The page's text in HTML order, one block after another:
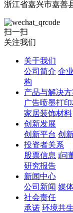
浙江省嘉兴市嘉善
扫一扫
关注我们
关于我们
公司简介 企
构
产品与解决
广告喷墨打
家居装饰材料
创新发展
创新平台 创
投资者关系
股票信息 i问
研究报告
新闻中心
公司新闻 媒
社会责任
承诺 环境共生